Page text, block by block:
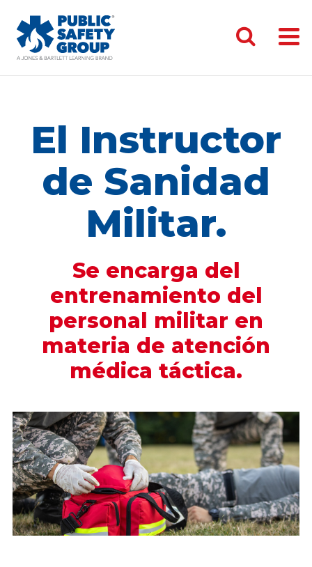
El Instructor
de Sanidad
Militar.
Se encarga del
entrenamiento del
personal militar en
materia de atención
médica táctica.